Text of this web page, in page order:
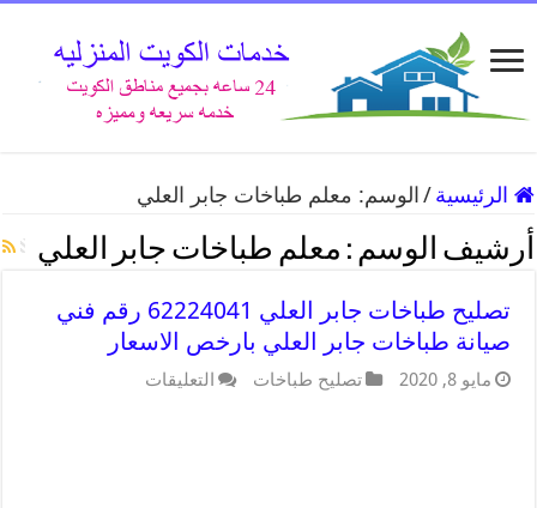
الرئيسية / الوسم: معلم طباخات جابر العلي
أرشيف الوسم : معلم طباخات جابر العلي
تصليح طباخات جابر العلي 62224041 رقم فني
صيانة طباخات جابر العلي بارخص الاسعار
مايو 8, 2020 تصليح طباخات التعليقات